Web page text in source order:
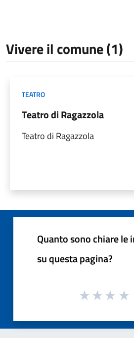
Vivere il comune (1)
TEATRO
Teatro di Ragazzola
Teatro di Ragazzola
Quanto sono chiare le
su questa pagina?